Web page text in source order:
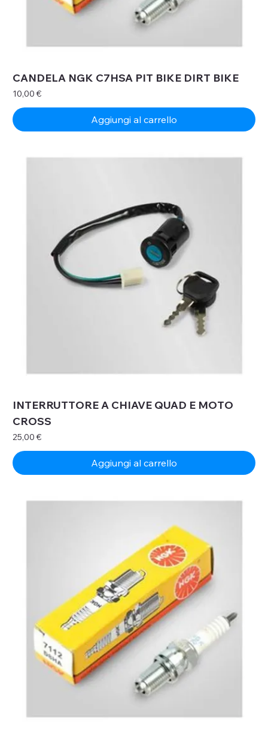
CANDELA NGK C7HSA PIT BIKE DIRT BIKE
Prezzo
10,00 €
Aggiungi al carrello
INTERRUTTORE A CHIAVE QUAD E MOTO
CROSS
Prezzo
25,00 €
Aggiungi al carrello